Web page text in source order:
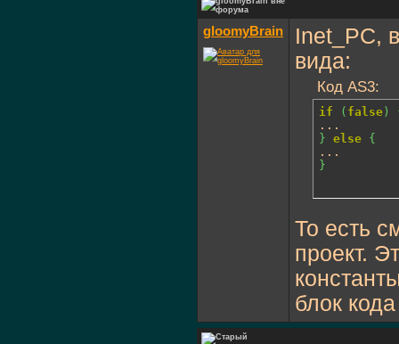
gloomyBrain
Inet_PC,
вида:
Код AS3:
if ( false )
} else {
}
То есть
проект.
блок